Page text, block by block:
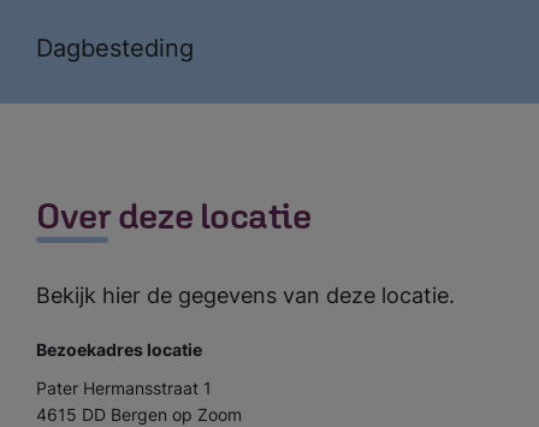
Dagbesteding
Over deze locatie
Bekijk hier de gegevens van deze locatie.
Bezoekadres locatie
Pater Hermansstraat 1
4615 DD Bergen op Zoom